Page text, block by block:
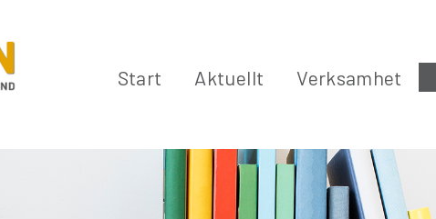
Start Aktuellt Verksamhet